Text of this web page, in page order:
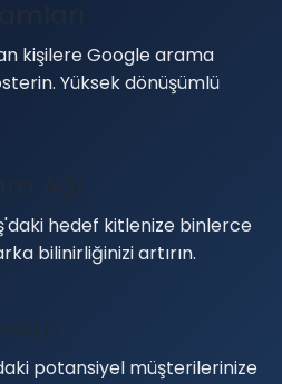
kişilere Google arama
Yüksek dönüşümlü
hedef kitlenize binlerce
bilinirliğinizi artırın.
potansiyel müşterilerinize